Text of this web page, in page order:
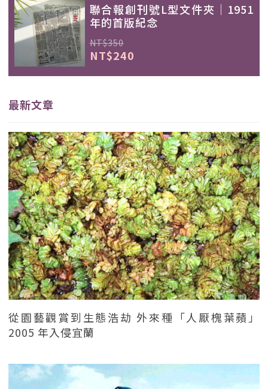
聯合報創刊號L型文件夾｜1951
年的首版紀念
NT$350
NT$240
最新文章
從園藝觀賞到生態浩劫 外來種「人厭槐葉蘋」
2005 年入侵宜蘭